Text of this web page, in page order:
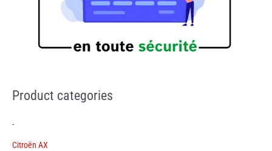
Product categories
-
Citroën AX